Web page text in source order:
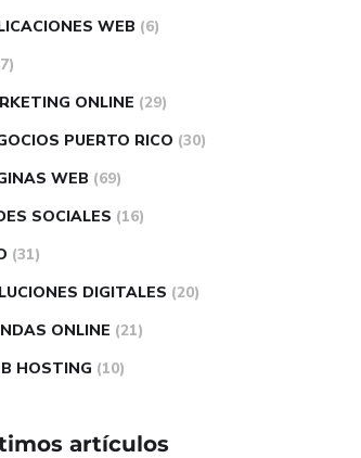
WEB (6)
ONLINE (29)
PUERTO RICO (30)
WEB (69)
SOCIALES (16)
(31)
DIGITALES (20)
ONLINE (21)
HOSTING (10)
artículos